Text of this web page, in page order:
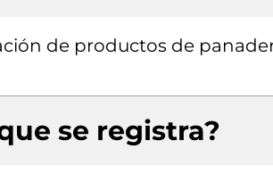
de productos de
se registra?